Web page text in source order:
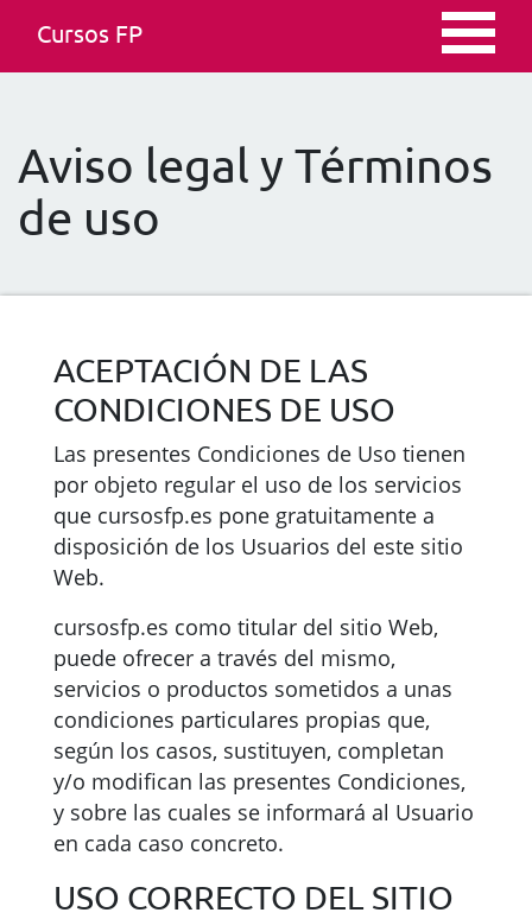
Cursos FP
Aviso legal y Términos
de uso
ACEPTACIÓN DE LAS
CONDICIONES DE USO
Las presentes Condiciones de Uso tienen
por objeto regular el uso de los servicios
que cursosfp.es pone gratuitamente a
disposición de los Usuarios del este sitio
Web.
cursosfp.es como titular del sitio Web,
puede ofrecer a través del mismo,
servicios o productos sometidos a unas
condiciones particulares propias que,
según los casos, sustituyen, completan
y/o modifican las presentes Condiciones,
y sobre las cuales se informará al Usuario
en cada caso concreto.
USO CORRECTO DEL SITIO